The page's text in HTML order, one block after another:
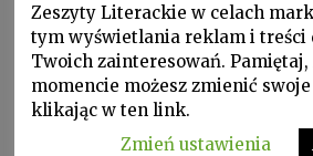
Prezentacje, W Zeszytach, ZL 2007 nr
JEHUDA AMICHAJ, Jak
Zeszyty Literackie w celach
tym wyświetlania reklam i treści
Twoich zainteresowań.
momencie możesz zmienić
klikając w ten link.
Zmień ustawienia